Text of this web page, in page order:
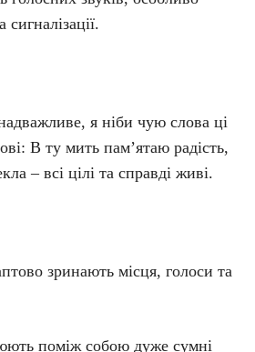
я ніби чую слова ці
В ту мить пам’ятаю радість,
– всі цілі та справді живі.
зринають місця, голоси та
поміж собою дуже сумні